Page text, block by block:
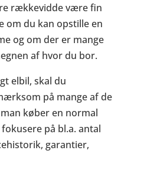
rækkevidde være fin
om du kan opstille en
og om der er mange
af hvor du bor.
elbil, skal du
på mange af de
køber en normal
på bl.a. antal
garantier,